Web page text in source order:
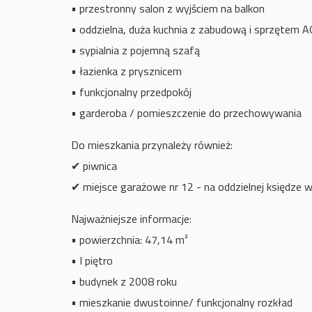
• przestronny salon z wyjściem na balkon
• oddzielna, duża kuchnia z zabudową i sprzętem
• sypialnia z pojemną szafą
• łazienka z prysznicem
• funkcjonalny przedpokój
• garderoba / pomieszczenie do przechowywania
Do mieszkania przynależy również:
✔ piwnica
✔ miejsce garażowe nr 12 - na oddzielnej księdze
Najważniejsze informacje:
• powierzchnia: 47,14 m²
• I piętro
• budynek z 2008 roku
• mieszkanie dwustoinne/ funkcjonalny rozkład